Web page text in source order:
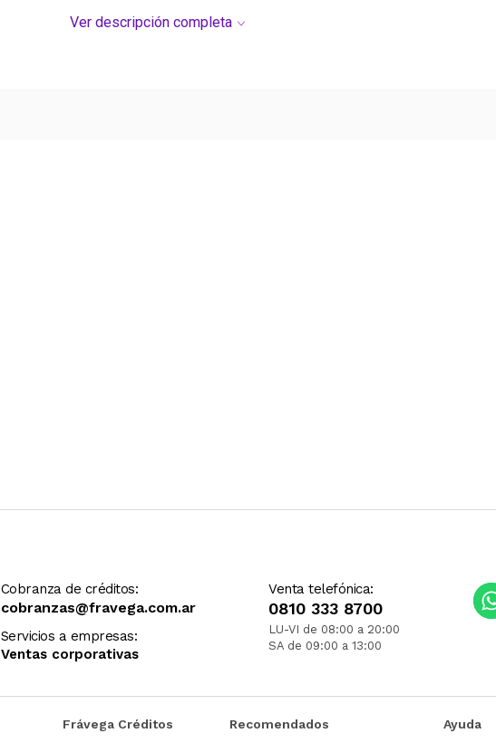
Ver descripción completa
Cobranza de créditos:
cobranzas@fravega.com.ar
Servicios a empresas:
Ventas corporativas
Venta telefónica:
0810 333 8700
LU-VI de 08:00 a 20:00
SA de 09:00 a 13:00
Frávega Créditos Recomendados Ayuda